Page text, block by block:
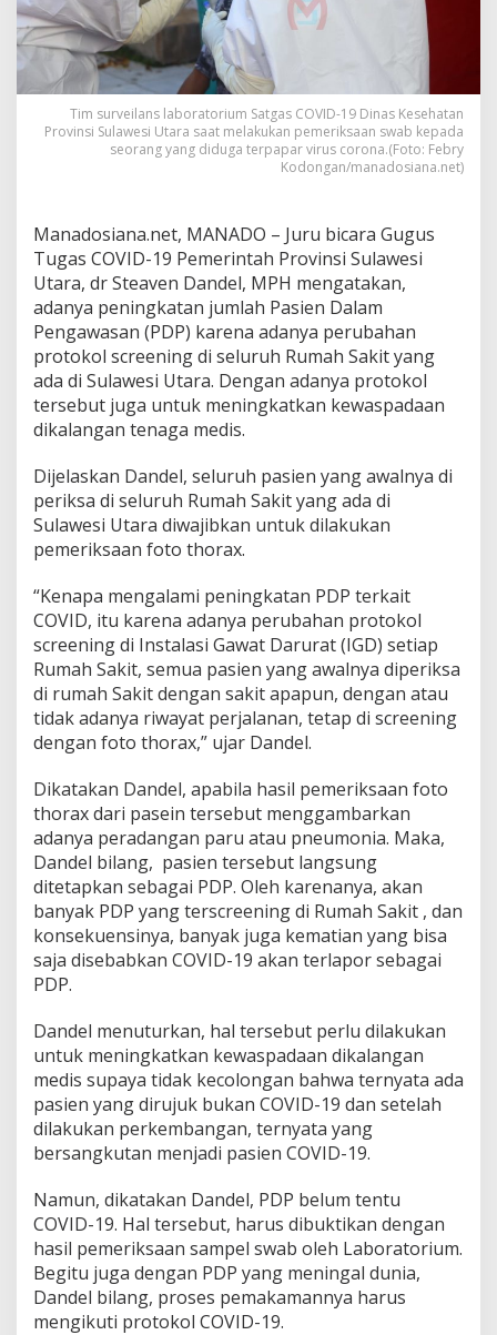
T
e
u
M
e
n
k
t
d
i
S
u
l
a
w
e
i
U
t
a
r
Tim surveilans laboratorium Satgas COVID-19 Dinas Kesehatan
Provinsi Sulawesi Utara saat melakukan pemeriksaan swab kepada
seorang yang diduga terpapar virus corona.(Foto: Febry
Kodongan/manadosiana.net)
Manadosiana.net, MANADO – Juru bicara Gugus
Tugas COVID-19 Pemerintah Provinsi Sulawesi
Utara, dr Steaven Dandel, MPH mengatakan,
adanya peningkatan jumlah Pasien Dalam
Pengawasan (PDP) karena adanya perubahan
protokol screening di seluruh Rumah Sakit yang
ada di Sulawesi Utara. Dengan adanya protokol
tersebut juga untuk meningkatkan kewaspadaan
dikalangan tenaga medis.
Dijelaskan Dandel, seluruh pasien yang awalnya di
periksa di seluruh Rumah Sakit yang ada di
Sulawesi Utara diwajibkan untuk dilakukan
pemeriksaan foto thorax.
“Kenapa mengalami peningkatan PDP terkait
COVID, itu karena adanya perubahan protokol
screening di Instalasi Gawat Darurat (IGD) setiap
Rumah Sakit, semua pasien yang awalnya diperiksa
di rumah Sakit dengan sakit apapun, dengan atau
tidak adanya riwayat perjalanan, tetap di screening
dengan foto thorax,” ujar Dandel.
Dikatakan Dandel, apabila hasil pemeriksaan foto
thorax dari pasein tersebut menggambarkan
adanya peradangan paru atau pneumonia. Maka,
Dandel bilang, pasien tersebut langsung
ditetapkan sebagai PDP. Oleh karenanya, akan
banyak PDP yang terscreening di Rumah Sakit , dan
konsekuensinya, banyak juga kematian yang bisa
saja disebabkan COVID-19 akan terlapor sebagai
PDP.
Dandel menuturkan, hal tersebut perlu dilakukan
untuk meningkatkan kewaspadaan dikalangan
medis supaya tidak kecolongan bahwa ternyata ada
pasien yang dirujuk bukan COVID-19 dan setelah
dilakukan perkembangan, ternyata yang
bersangkutan menjadi pasien COVID-19.
Namun, dikatakan Dandel, PDP belum tentu
COVID-19. Hal tersebut, harus dibuktikan dengan
hasil pemeriksaan sampel swab oleh Laboratorium.
Begitu juga dengan PDP yang meningal dunia,
Dandel bilang, proses pemakamannya harus
mengikuti protokol COVID-19.